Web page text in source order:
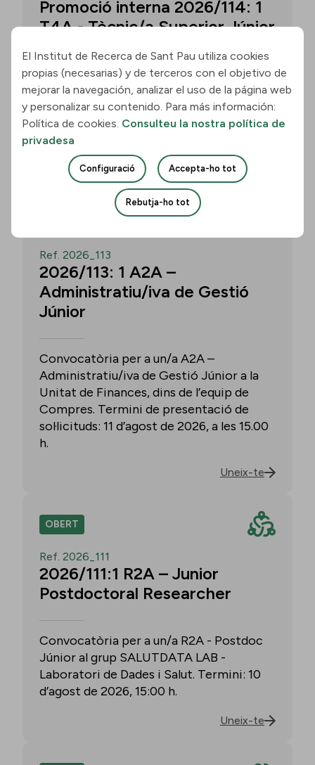
Promoció interna 2026/114: 1
T4A - Tècnic/a Superior Júnior
Convocatòria per a un/a T4A - Tècnic/a
Superior Júnior al grup Neurobiologia de
les Demències - Multilingual Aphasia &
Dementia Research Lab. Termini: 11
d’agost de 2026, 15.00 h.
Uneix-te
Ref. 2026_113
2026/113: 1 A2A –
Administratiu/iva de Gestió
Júnior
Convocatòria per a un/a A2A –
Administratiu/iva de Gestió Júnior a la
Unitat de Finances, dins de l’equip de
Compres. Termini de presentació de
sol·licituds: 11 d’agost de 2026, a les 15.00
h.
Uneix-te
OBERT
Ref. 2026_111
2026/111:1 R2A – Junior
Postdoctoral Researcher
Convocatòria per a un/a R2A - Postdoc
Júnior al grup SALUTDATA LAB -
Laboratori de Dades i Salut. Termini: 10
d’agost de 2026, 15:00 h.
Uneix-te
El Institut de Recerca de Sant Pau utiliza cookies
propias (necesarias) y de terceros con el objetivo de
mejorar la navegación, analizar el uso de la página web
y personalizar su contenido. Para más información:
Política de cookies. Consulteu la nostra política de
privadesa
Configuració Accepta-ho tot
Rebutja-ho tot